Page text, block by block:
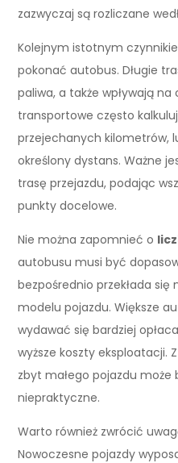
zazwyczaj są rozliczane
Kolejnym istotnym
pokonać autobus. Długie
paliwa, a także wpływają
transportowe często
przejechanych kilometrów,
określony dystans. Ważne
trasę przejazdu, podając
punkty docelowe.
Nie można zapomnieć o
autobusu musi być
bezpośrednio przekłada
modelu pojazdu. Większe
wydawać się bardziej
wyższe koszty eksploatacji.
zbyt małego pojazdu może
niepraktyczne.
Warto również zwrócić
Nowoczesne pojazdy